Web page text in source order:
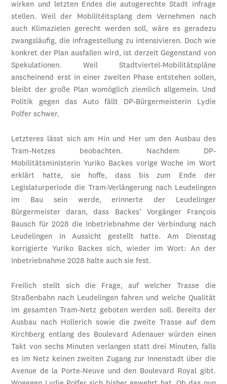
wirken und letzten Endes die autogerechte Stadt infrage
stellen. Weil der Mobilitéitsplang dem Vernehmen nach
auch Klimazielen gerecht werden soll, wäre es geradezu
zwangsläufig, die Infragestellung zu intensivieren. Doch wie
konkret der Plan ausfallen wird, ist derzeit Gegenstand von
Spekulationen. Weil Stadtviertel-Mobilitätspläne
anscheinend erst in einer zweiten Phase entstehen sollen,
bleibt der große Plan womöglich ziemlich allgemein. Und
Politik gegen das Auto fällt DP-Bürgermeisterin Lydie
Polfer schwer.
Letzteres lässt sich am Hin und Her um den Ausbau des
Tram-Netzes beobachten. Nachdem DP-
Mobilitätsministerin Yuriko Backes vorige Woche im Wort
erklärt hatte, sie hoffe, dass bis zum Ende der
Legislaturperiode die Tram-Verlängerung nach Leudelingen
im Bau sein werde, erinnerte der Leudelinger
Bürgermeister daran, dass Backes’ Vorgänger François
Bausch für 2028 die Inbetriebnahme der Verbindung nach
Leudelingen in Aussicht gestellt hatte. Am Dienstag
korrigierte Yuriko Backes sich, wieder im Wort: An der
Inbetriebnahme 2028 halte auch sie fest.
Freilich stellt sich die Frage, auf welcher Trasse die
Straßenbahn nach Leudelingen fahren und welche Qualität
im gesamten Tram-Netz geboten werden soll. Bereits der
Ausbau nach Hollerich sowie die zweite Trasse auf dem
Kirchberg entlang des Boulevard Adenauer würden einen
Takt von sechs Minuten verlangen statt drei Minuten, falls
es im Netz keinen zweiten Zugang zur Innenstadt über die
Avenue de la Porte-Neuve und den Boulevard Royal gibt.